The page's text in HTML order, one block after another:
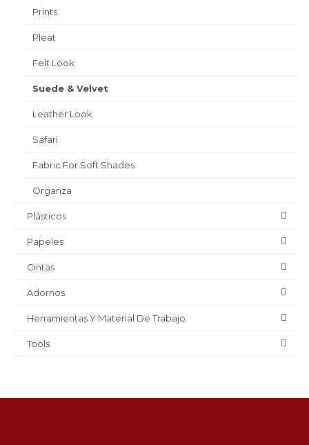
Prints
Pleat
Felt Look
Suede & Velvet
Leather Look
Safari
Fabric For Soft Shades
Organza
Plásticos
Papeles
Cintas
Adornos
Herramientas Y Material De Trabajo
Tools